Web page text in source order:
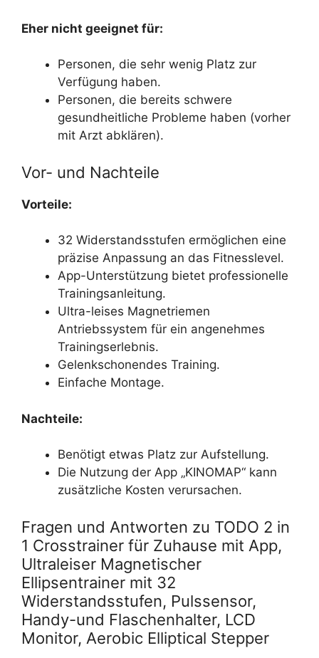
Eher nicht geeignet für:
Personen, die sehr wenig Platz zur
Verfügung haben.
Personen, die bereits schwere
gesundheitliche Probleme haben (vorher
mit Arzt abklären).
Vor- und Nachteile
Vorteile:
32 Widerstandsstufen ermöglichen eine
präzise Anpassung an das Fitnesslevel.
App-Unterstützung bietet professionelle
Trainingsanleitung.
Ultra-leises Magnetriemen
Antriebssystem für ein angenehmes
Trainingserlebnis.
Gelenkschonendes Training.
Einfache Montage.
Nachteile:
Benötigt etwas Platz zur Aufstellung.
Die Nutzung der App „KINOMAP“ kann
zusätzliche Kosten verursachen.
Fragen und Antworten zu TODO 2 in
1 Crosstrainer für Zuhause mit App,
Ultraleiser Magnetischer
Ellipsentrainer mit 32
Widerstandsstufen, Pulssensor,
Handy-und Flaschenhalter, LCD
Monitor, Aerobic Elliptical Stepper